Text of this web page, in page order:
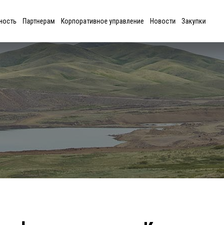
Партнерам Корпоративное управление Новости Закупки